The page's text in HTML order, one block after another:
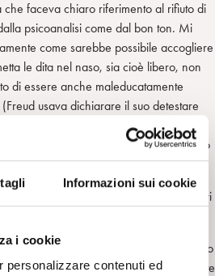
Informazioni sui cookie
i cookie
personalizzare contenuti ed
faceva chiaro riferimento al rifiuto di
psicoanalisi come dal bon ton. Mi
come sarebbe possibile accogliere
le dita nel naso, sia cioè libero, non
di essere anche maleducatamente
usava dichiarare il suo detestare
in sintonia con il gusto dell’analista, se
questa libertà. Devo dire l’incontro
su due fronti:
è indispensabile e sapere che in altri
ho inizialmente sostenuto riguardo
“ quando un concetto è sufficientemente